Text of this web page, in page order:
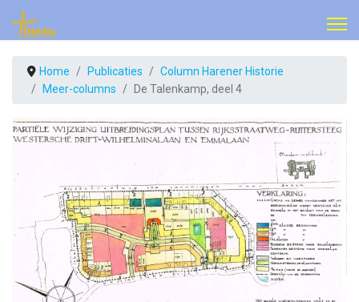
Home Publicaties
Column Harener Historie
Meer-columns
De Talenkamp, deel 4